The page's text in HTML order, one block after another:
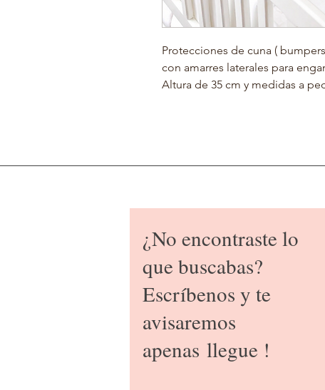
Protecciones de cuna (
con amarres laterales para
Altura de 35 cm y medidas a
¿No encontraste lo
que buscabas?
Escríbenos y te
avisaremos
apenas llegue !